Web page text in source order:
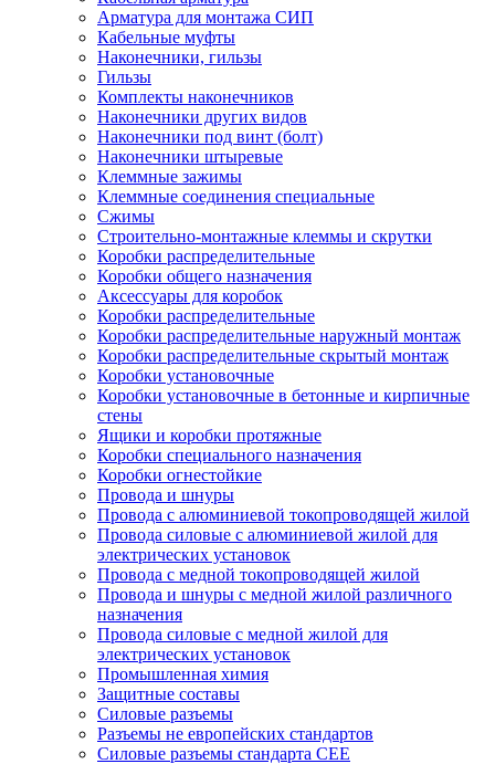
Арматура для монтажа СИП
Кабельные муфты
Наконечники, гильзы
Гильзы
Комплекты наконечников
Наконечники других видов
Наконечники под винт (болт)
Наконечники штыревые
Клеммные зажимы
Клеммные соединения специальные
Сжимы
Строительно-монтажные клеммы и скрутки
Коробки распределительные
Коробки общего назначения
Аксессуары для коробок
Коробки распределительные
Коробки распределительные наружный монтаж
Коробки распределительные скрытый монтаж
Коробки установочные
Коробки установочные в бетонные и кирпичные
стены
Ящики и коробки протяжные
Коробки специального назначения
Коробки огнестойкие
Провода и шнуры
Провода с алюминиевой токопроводящей жилой
Провода силовые с алюминиевой жилой для
электрических установок
Провода с медной токопроводящей жилой
Провода и шнуры с медной жилой различного
назначения
Провода силовые с медной жилой для
электрических установок
Промышленная химия
Защитные составы
Силовые разъемы
Разъемы не европейских стандартов
Силовые разъемы стандарта CEE